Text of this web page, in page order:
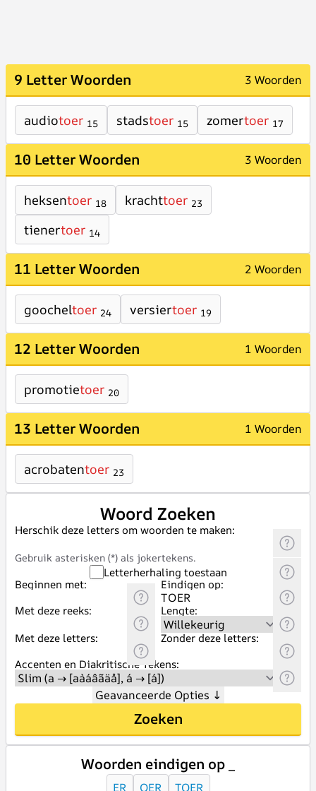
9 Letter Woorden 3 Woorden
audiotoer 15 stadstoer 15 zomertoer 17
10 Letter Woorden 3 Woorden
heksentoer 18 krachttoer 23
tienertoer 14
11 Letter Woorden 2 Woorden
goocheltoer 24 versiertoer 19
12 Letter Woorden 1 Woorden
promotietoer 20
13 Letter Woorden 1 Woorden
acrobatentoer 23
Woord Zoeken
Herschik deze letters om woorden te maken:
Gebruik asterisken (*) als jokertekens.
Letterherhaling toestaan
Beginnen met:
Eindigen op:
Met deze reeks:
Lengte:
Met deze letters:
Zonder deze letters:
Accenten en Diakritische Tekens:
Geavanceerde Opties ↓
Zoeken
Woorden eindigen op _
ER OER TOER